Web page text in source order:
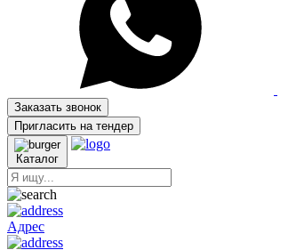
Заказать звонок
Пригласить на тендер
Каталог
Адрес